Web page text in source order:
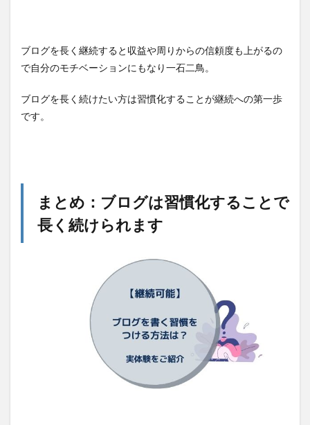
ブログを長く継続すると収益や周りからの信頼度も上がるの
で自分のモチベーションにもなり一石二鳥。
ブログを長く続けたい方は習慣化することが継続への第一歩
です。
まとめ：ブログは習慣化することで
長く続けられます